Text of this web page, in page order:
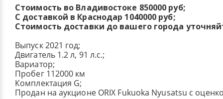
Стоимость во Владивостоке 850000 руб;
С доставкой в Краснодар 1040000 руб;
Стоимость доставки до вашего города
Выпуск 2021 год;
Двигатель 1.2 л, 91 л.с.;
Вариатор;
Пробег 112000 км
Комплектация G;
Продан на аукционе ORIX Fukuoka Nyusatsu с